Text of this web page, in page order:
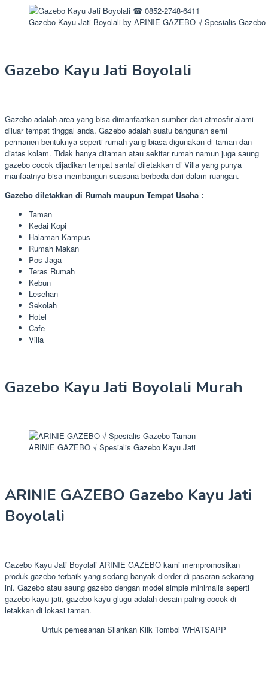
Gazebo Kayu Jati Boyolali by ARINIE GAZEBO √ Spesialis Gazebo
Gazebo Kayu Jati Boyolali
Gazebo adalah area yang bisa dimanfaatkan sumber dari atmosfir alami
diluar tempat tinggal anda. Gazebo adalah suatu bangunan semi
permanen bentuknya seperti rumah yang biasa digunakan di taman dan
diatas kolam. Tidak hanya ditaman atau sekitar rumah namun juga saung
gazebo cocok dijadikan tempat santai diletakkan di Villa yang punya
manfaatnya bisa membangun suasana berbeda dari dalam ruangan.
Gazebo diletakkan di Rumah maupun Tempat Usaha :
Taman
Kedai Kopi
Halaman Kampus
Rumah Makan
Pos Jaga
Teras Rumah
Kebun
Lesehan
Sekolah
Hotel
Cafe
Villa
Gazebo Kayu Jati Boyolali Murah
ARINIE GAZEBO √ Spesialis Gazebo Kayu Jati
ARINIE GAZEBO Gazebo Kayu Jati
Boyolali
Gazebo Kayu Jati Boyolali ARINIE GAZEBO kami mempromosikan
produk gazebo terbaik yang sedang banyak diorder di pasaran sekarang
ini. Gazebo atau saung gazebo dengan model simple minimalis seperti
gazebo kayu jati, gazebo kayu glugu adalah desain paling cocok di
letakkan di lokasi taman.
Untuk pemesanan Silahkan Klik Tombol WHATSAPP